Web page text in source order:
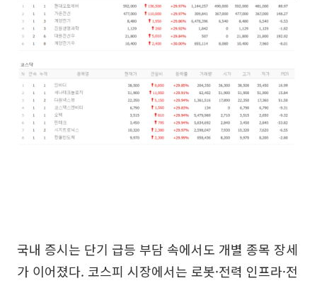
국내 증시는 단기 급등 부담 속에서도 개별 종목 장세
가 이어졌다. 코스피 시장에서는 로봇·전력 인프라·전